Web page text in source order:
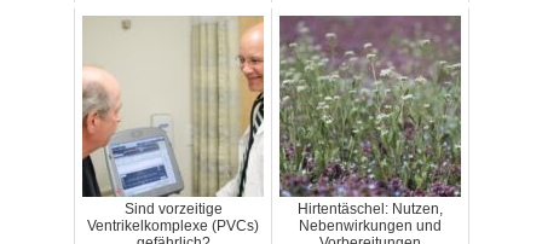
Sind vorzeitige
Ventrikelkomplexe (PVCs)
Hirtentäschel: Nutzen,
Nebenwirkungen und